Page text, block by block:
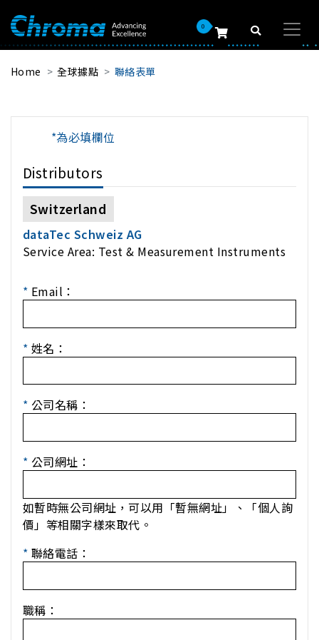
0
Home 全球據點 聯絡表單
*為必填欄位
Distributors
Switzerland
dataTec Schweiz AG
Service Area: Test & Measurement Instruments
* Email：
* 姓名：
* 公司名稱：
* 公司網址：
如暫時無公司網址，可以用「暫無網址」、「個人詢
價」等相關字樣來取代。
* 聯絡電話：
職稱：